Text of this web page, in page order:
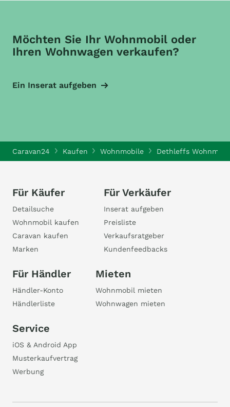
Möchten Sie Ihr Wohnmobil oder
Ihren Wohnwagen verkaufen?
Ein Inserat aufgeben
Caravan24 Kaufen Wohnmobile Dethleffs
Für Käufer
Detailsuche
Wohnmobil kaufen
Caravan kaufen
Marken
Für Verkäufer
Inserat aufgeben
Preisliste
Verkaufsratgeber
Kundenfeedbacks
Für Händler
Händler-Konto
Händlerliste
Mieten
Wohnmobil mieten
Wohnwagen mieten
Service
iOS & Android App
Musterkaufvertrag
Werbung